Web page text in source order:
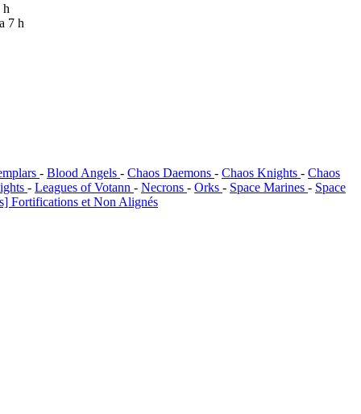
h
7 h
- Blood Angels - Chaos Daemons - Chaos Knights - Chaos
- Leagues of Votann - Necrons - Orks - Space Marines - Space
Fortifications et Non Alignés